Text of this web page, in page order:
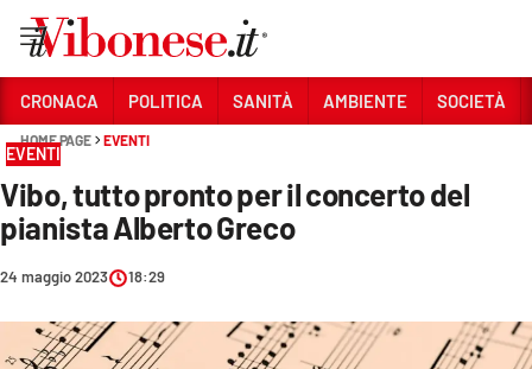
Sezioni
CRONACA
POLITICA
SANITÀ
AMBIENTE
CRONACA POLITICA SANITÀ AMBIENTE SOCIETÀ
HOME PAGE EVENTI
EVENTI
Vibo, tutto pronto per il concerto del
pianista Alberto Greco
24 maggio 2023 18:29